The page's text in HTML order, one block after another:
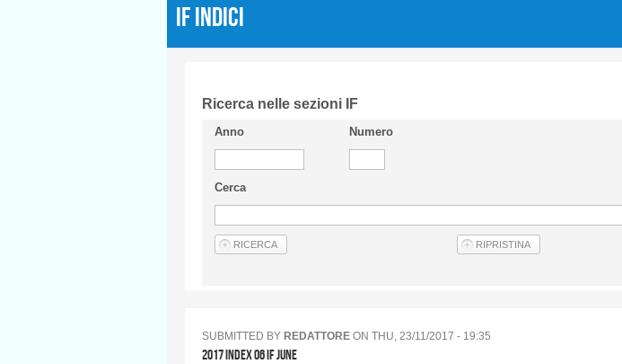
IF Indici
Ricerca nelle sezioni IF
Anno Numero
Cerca
SUBMITTED BY REDATTORE ON THU, 23/11/2017 - 19:35
2017 INDEX 06 IF JUNE